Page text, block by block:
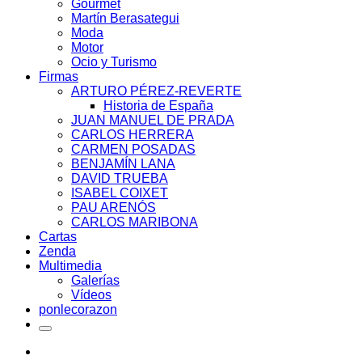
Gourmet
Martín Berasategui
Moda
Motor
Ocio y Turismo
Firmas
ARTURO PÉREZ-REVERTE
Historia de España
JUAN MANUEL DE PRADA
CARLOS HERRERA
CARMEN POSADAS
BENJAMÍN LANA
DAVID TRUEBA
ISABEL COIXET
PAU ARENÓS
CARLOS MARIBONA
Cartas
Zenda
Multimedia
Galerías
Vídeos
ponlecorazon